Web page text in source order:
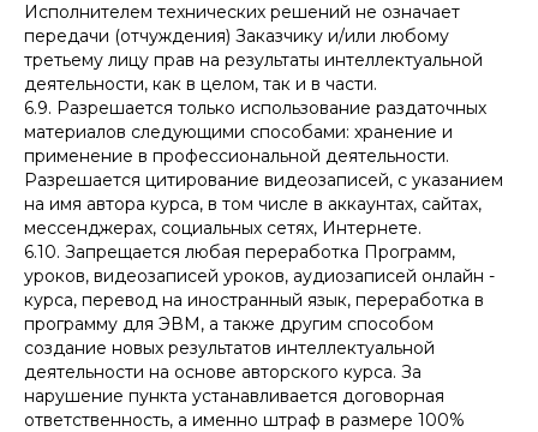
Исполнителем технических решений не означает
передачи (отчуждения) Заказчику и/или любому
третьему лицу прав на результаты интеллектуальной
деятельности, как в целом, так и в части.
6.9. Разрешается только использование раздаточных
материалов следующими способами: хранение и
применение в профессиональной деятельности.
Разрешается цитирование видеозаписей, с указанием
на имя автора курса, в том числе в аккаунтах, сайтах,
мессенджерах, социальных сетях, Интернете.
6.10. Запрещается любая переработка Программ,
уроков, видеозаписей уроков, аудиозаписей онлайн -
курса, перевод на иностранный язык, переработка в
программу для ЭВМ, а также другим способом
создание новых результатов интеллектуальной
деятельности на основе авторского курса. За
нарушение пункта устанавливается договорная
ответственность, а именно штраф в размере 100%